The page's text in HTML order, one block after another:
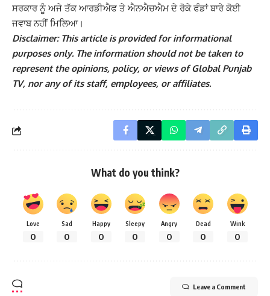
ਸਰਕਾਰ ਨੂੰ ਅਜੇ ਤੱਕ ਆਰਡੀਐਫ ਤੇ ਐਨਐਚਐਮ ਦੇ ਰੋਕੇ ਫੰਡਾਂ ਬਾਰੇ ਕੋਈ
ਜਵਾਬ ਨਹੀਂ ਮਿਲਿਆ।
Disclaimer: This article is provided for informational
purposes only. The information should not be taken to
represent the opinions, policy, or views of Global Punjab
TV, nor any of its staff, employees, or affiliates.
What do you think?
Love
0
Sad
0
Happy
0
Sleepy
0
Angry
0
Dead
0
Wink
0
Leave a Comment